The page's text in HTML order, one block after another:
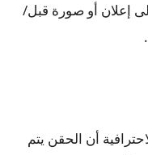
إعلان أو صورة قبل/
أن الحقن يتم